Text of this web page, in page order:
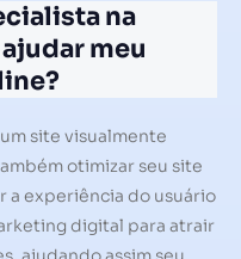
na
meu
site visualmente
otimizar seu site
a experiência do usuário
digital para atrair